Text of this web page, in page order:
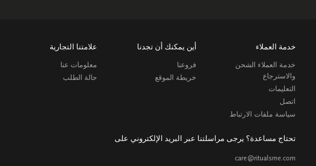
خدمة العملاء
خدمة العملاء الشحن
والاسترجاع
التعليمات
اتصل
سياسة ملفات الارتباط
أين يمكنك أن تجدنا
فروعنا
خريطة الموقع
علامتنا التجارية
معلومات عنا
حالة الطلب
تحتاج مساعدة؟ يرجى مراسلتنا عبر البريد الإلكتروني على
care@ritualsme.com